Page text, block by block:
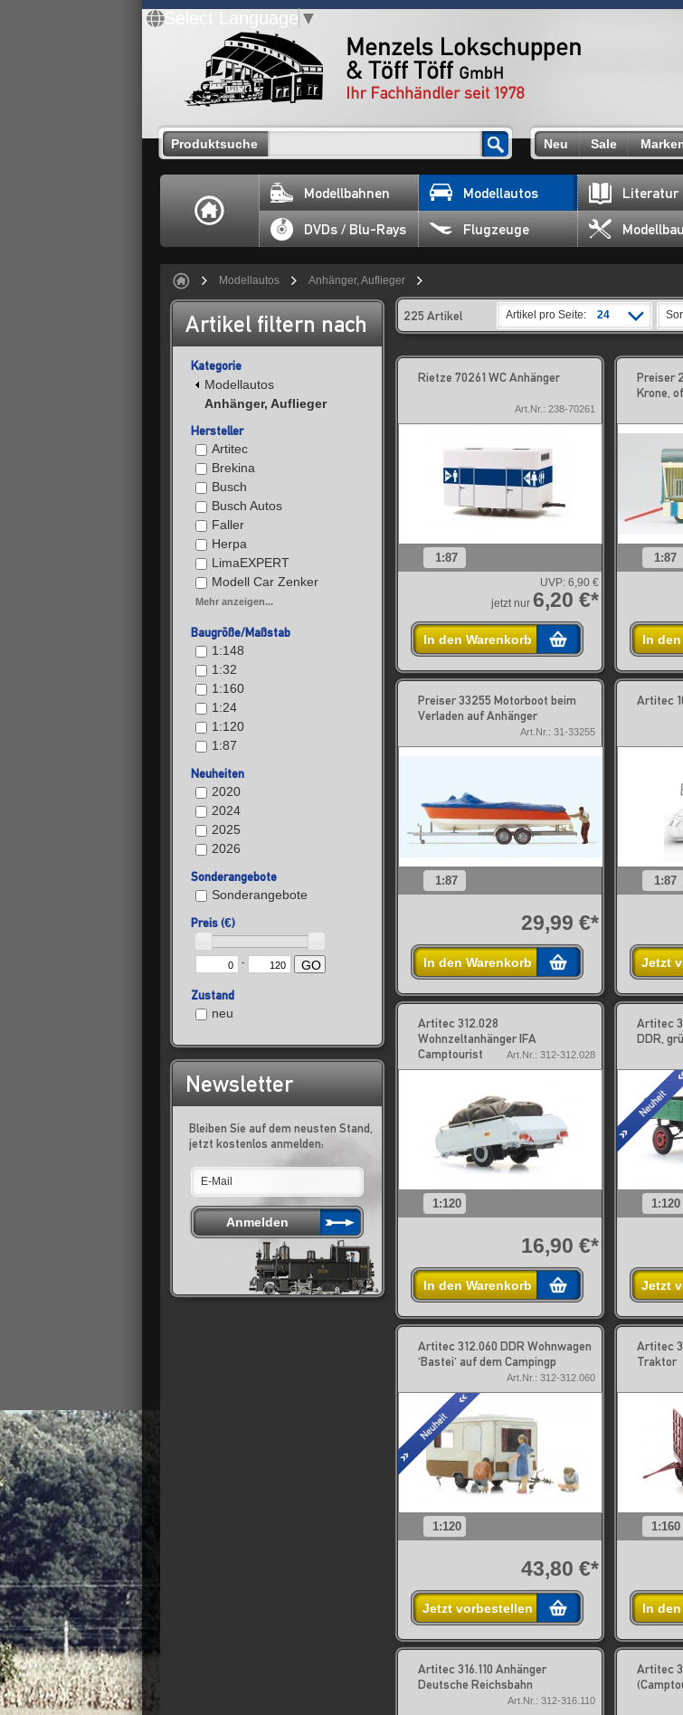
Select Language ▼
Produktsuche Neu Sale
Modellbahnen Modellautos Literatur
DVDs / Blu-Rays Flugzeuge
Modellautos Anhänger, Auflieger
Artikel filtern nach
Kategorie
Modellautos
Anhänger, Auflieger
Hersteller
Artitec
Brekina
Busch
Busch Autos
Faller
Herpa
LimaEXPERT
Modell Car Zenker
Mehr anzeigen...
Baugröße/Maßstab
1:148
1:32
1:160
1:24
1:120
1:87
Neuheiten
2020
2024
2025
2026
Sonderangebote
Sonderangebote
Preis (€)
- GO
Zustand
neu
Newsletter
Bleiben Sie auf dem neusten Stand,
jetzt kostenlos anmelden:
225 Artikel Artikel pro Seite: 24
Rietze 70261 WC Anhänger
Art.Nr.: 238-70261
1:87
UVP: 6,90 €
jetzt nur 6,20 €*
In den Warenkorb
Preiser
Krone,
1:87
In
Preiser 33255 Motorboot beim
Verladen auf Anhänger
Art.Nr.: 31-33255
1:87
29,99 €*
In den Warenkorb
Artitec
1:87
Jetzt
Artitec 312.028
Wohnzeltanhänger IFA
Camptourist
Art.Nr.: 312-312.028
1:120
16,90 €*
In den Warenkorb
Artitec
DDR,
1:120
Jetzt
Artitec 312.060 DDR Wohnwagen
'Bastei' auf dem Campingp
Art.Nr.: 312-312.060
1:120
43,80 €*
Jetzt vorbestellen
Artitec
Traktor
1:160
In
Artitec 316.110 Anhänger
Deutsche Reichsbahn
Art.Nr.: 312-316.110
Artitec